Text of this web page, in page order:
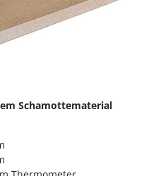
Schamottematerial